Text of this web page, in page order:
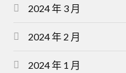
2024 年 3 月
2024 年 2 月
2024 年 1 月